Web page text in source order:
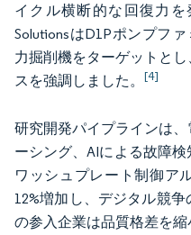
イクル横断的な回復力を
SolutionsはD1Pポンプフ
力掘削機をターゲットと
スを強調しました。 [4]
研究開発パイプラインは
ーシング、AIによる故障
ワッシュプレート制御ア
12%増加し、デジタル競
の参入企業は品質格差を